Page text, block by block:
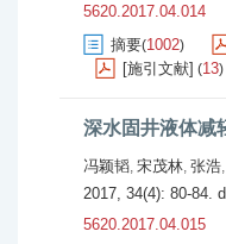
5620.2017.04.014
摘要(1002)
[施引文献] (13)
深水固井液体减
冯颖韬, 宋茂林, 张浩,
2017, 34(4): 80-84.
5620.2017.04.015